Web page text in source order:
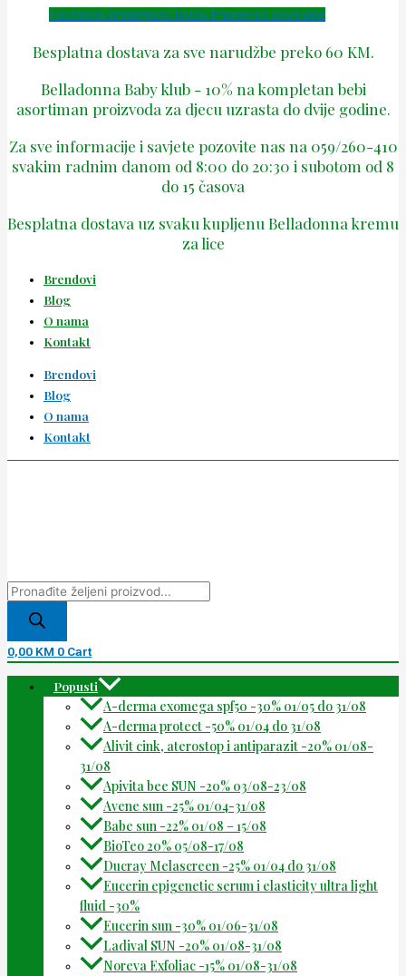
Facebook Instagram Tiktok Phone-alt Envelope
Besplatna dostava za sve narudžbe preko 60 KM.
Belladonna Baby klub - 10% na kompletan bebi
asortiman proizvoda za djecu uzrasta do dvije godine.
Za sve informacije i savjete pozovite nas na 059/260-410
svakim radnim danom od 8:00 do 20:30 i subotom od 8
do 15 časova
Besplatna dostava uz svaku kupljenu Belladonna kremu
za lice
Brendovi
Blog
O nama
Kontakt
Brendovi
Blog
O nama
Kontakt
0,00 KM 0 Cart
Popusti
A-derma exomega spf50 -30% 01/05 do 31/08
A-derma protect -50% 01/04 do 31/08
Alivit cink, aterostop i antiparazit -20% 01/08-
31/08
Apivita bee SUN -20% 03/08-23/08
Avene sun -25% 01/04-31/08
Babe sun -22% 01/08 – 15/08
BioTeo 20% 05/08-17/08
Ducray Melascreen -25% 01/04 do 31/08
Eucerin epigenetic serum i elasticity ultra light
fluid -30%
Eucerin sun -30% 01/06-31/08
Ladival SUN -20% 01/08-31/08
Noreva Exfoliac -15% 01/08-31/08